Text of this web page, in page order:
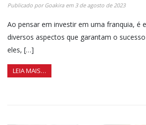
Publicado porGoakiraem 3 de agosto de 2023
Ao pensar em investir em uma franquia, é
diversos aspectos que garantam o
eles, […]
LEIA MAIS…